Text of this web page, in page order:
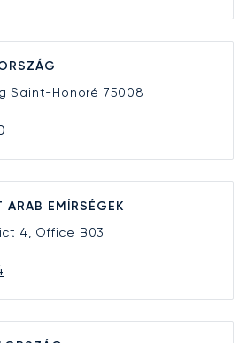
Saint-Honoré 75008
ARAB EMÍRSÉGEK
4, Office B03